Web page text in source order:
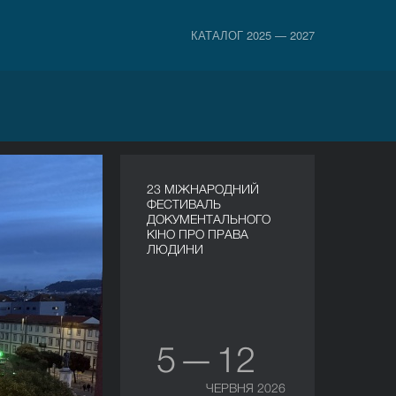
КАТАЛОГ 2025 — 2027
23 МІЖНАРОДНИЙ
ФЕСТИВАЛЬ
ДОКУМЕНТАЛЬНОГО
КІНО ПРО ПРАВА
ЛЮДИНИ
5 — 12
ЧЕРВНЯ 2026